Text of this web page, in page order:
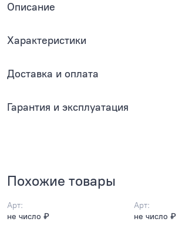
Описание
Характеристики
Доставка и оплата
Гарантия и эксплуатация
Похожие товары
Арт:
не число ₽
Арт:
не число ₽